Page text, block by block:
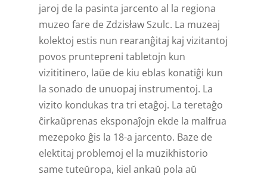
jaroj de la pasinta jarcento al la regiona
muzeo fare de Zdzisław Szulc. La muzeaj
kolektoj estis nun rearanĝitaj kaj vizitantoj
povos pruntepreni tabletojn kun
vizititinero, laŭe de kiu eblas konatiĝi kun
la sonado de unuopaj instrumentoj. La
vizito kondukas tra tri etaĝoj. La teretaĝo
ĉirkaŭprenas eksponaĵojn ekde la malfrua
mezepoko ĝis la 18-a jarcento. Baze de
elektitaj problemoj el la muzikhistorio
same tuteŭropa, kiel ankaŭ pola aŭ